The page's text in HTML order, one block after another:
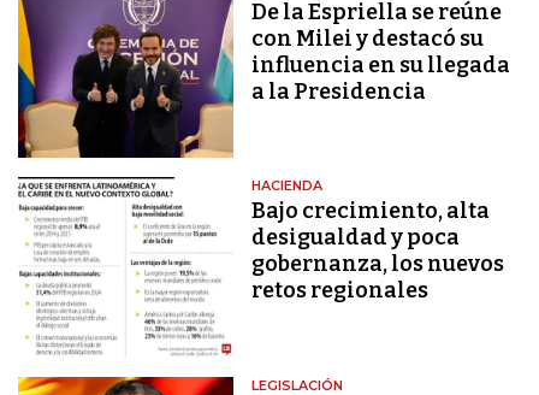
De la Espriella se reúne
con Milei y destacó su
influencia en su llegada
a la Presidencia
HACIENDA
Bajo crecimiento, alta
desigualdad y poca
gobernanza, los nuevos
retos regionales
LEGISLACIÓN